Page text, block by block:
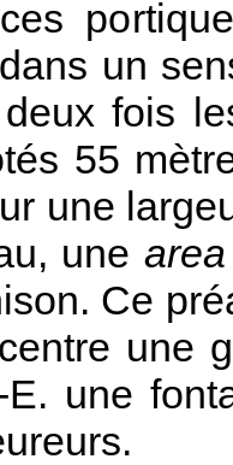
un
fois
55
une
une area
Ce
une
une